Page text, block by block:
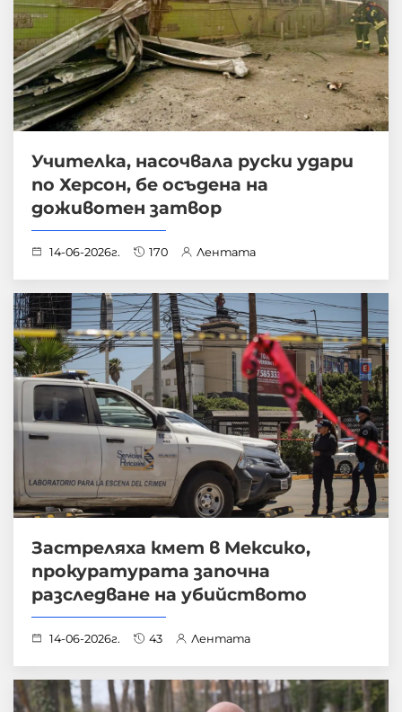
Учителка, насочвала руски удари
по Херсон, бе осъдена на
доживотен затвор
14-06-2026г. 170 Лентата
Застреляха кмет в Мексико,
прокуратурата започна
разследване на убийството
14-06-2026г. 43 Лентата